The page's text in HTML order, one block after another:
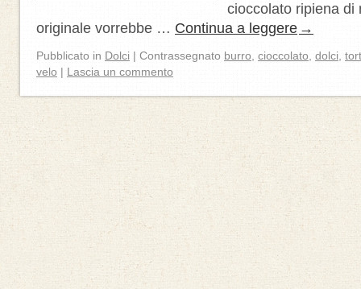
cioccolato ripiena di
originale vorrebbe … Continua a leggere →
Pubblicato in Dolci | Contrassegnato burro cioccolato dolci
velo | Lascia un commento